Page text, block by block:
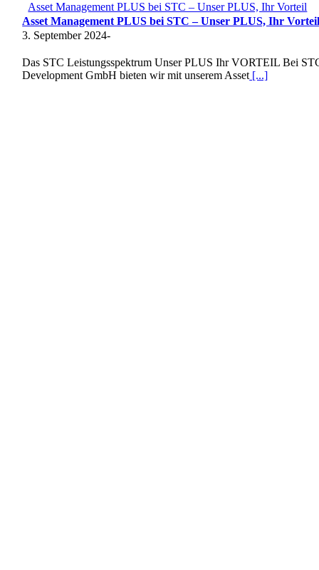
Asset Management PLUS bei STC – Unser PLUS, Ihr Vorteil
Asset Management PLUS bei STC – Unser PLUS, Ihr
3. September 2024-
Das STC Leistungsspektrum Unser PLUS Ihr VORTEIL Bei
Development GmbH bieten wir mit unserem Asset [...]